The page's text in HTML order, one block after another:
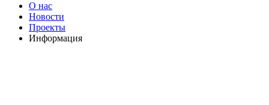
О нас
Новости
Проекты
Информация